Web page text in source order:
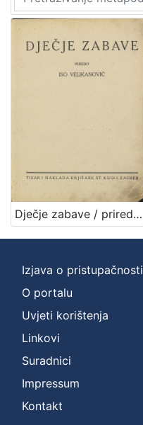
Knjige
1
Dječje zabave / priredio Iso Velikanović
Izjava o pristupačnosti
O portalu
Uvjeti korištenja
Linkovi
Suradnici
Impressum
Kontakt